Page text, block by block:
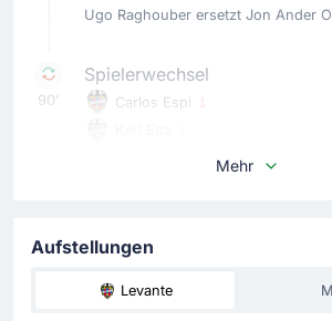
Ugo Raghouber ersetzt Jon Ander
90'
Spielerwechsel
Carlos Espi
Trainer Luis Castro nimmt seinen
Tor !
Kervin Arriaga
Mehr
Aufstellungen
Levante